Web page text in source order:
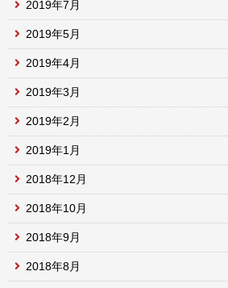
2019年7月
2019年5月
2019年4月
2019年3月
2019年2月
2019年1月
2018年12月
2018年10月
2018年9月
2018年8月